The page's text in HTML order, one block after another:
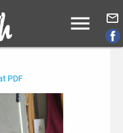
menu mail_outline
PDF